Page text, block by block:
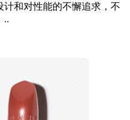
和对性能的不懈追求，不
..